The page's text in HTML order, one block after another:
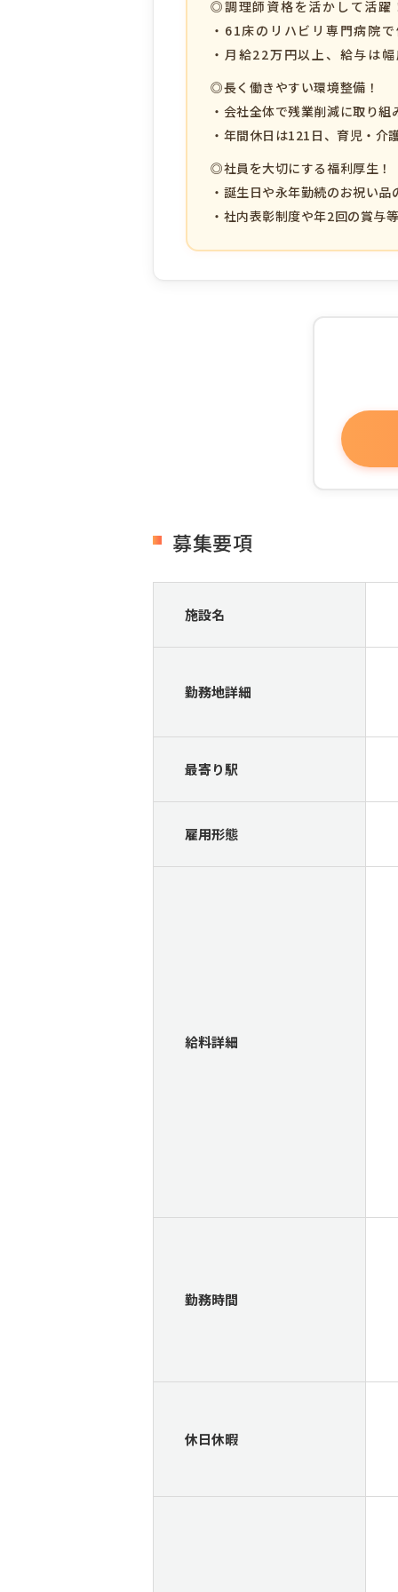
◎調理師資格を活かして活躍
・61床のリハビリ専門病院
・月給22万円以上、給与は
◎長く働きやすい環境整備！
・会社全体で残業削減に取り
・年間休日は121日、育児・介
◎社員を大切にする福利厚生！
・誕生日や永年勤続のお祝い
・社内表彰制度や年2回の賞与
募集要項
施設名
勤務地詳細
最寄り駅
雇用形態
給料詳細
勤務時間
休日休暇